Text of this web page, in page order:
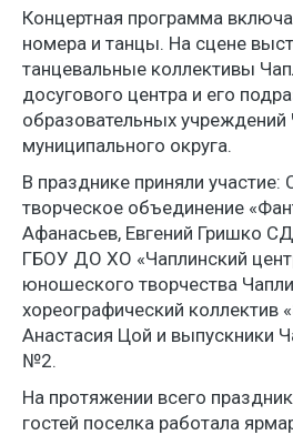
Концертная программа
номера и танцы. На сцене
танцевальные коллективы
досугового центра и его
образовательных учреждений
муниципального округа.
В празднике приняли
творческое объединение
Афанасьев, Евгений Гришко
ГБОУ ДО ХО «Чаплинский
юношеского творчества
хореографический коллектив
Анастасия Цой и выпускники
№2.
На протяжении всего
гостей поселка работала